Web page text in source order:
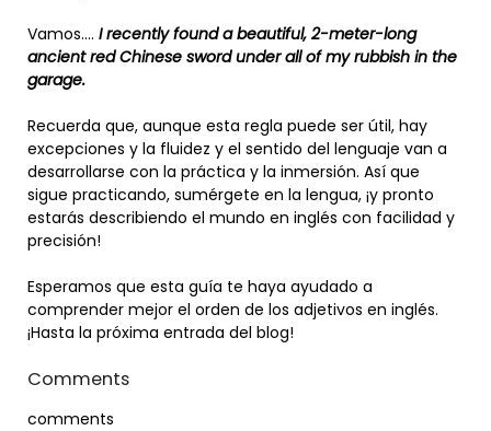
Vamos…. I recently found a beautiful, 2-meter-long
ancient red Chinese sword under all of my rubbish in the
garage.
Recuerda que, aunque esta regla puede ser útil, hay
excepciones y la fluidez y el sentido del lenguaje van a
desarrollarse con la práctica y la inmersión. Así que
sigue practicando, sumérgete en la lengua, ¡y pronto
estarás describiendo el mundo en inglés con facilidad y
precisión!
Esperamos que esta guía te haya ayudado a
comprender mejor el orden de los adjetivos en inglés.
¡Hasta la próxima entrada del blog!
Comments
comments